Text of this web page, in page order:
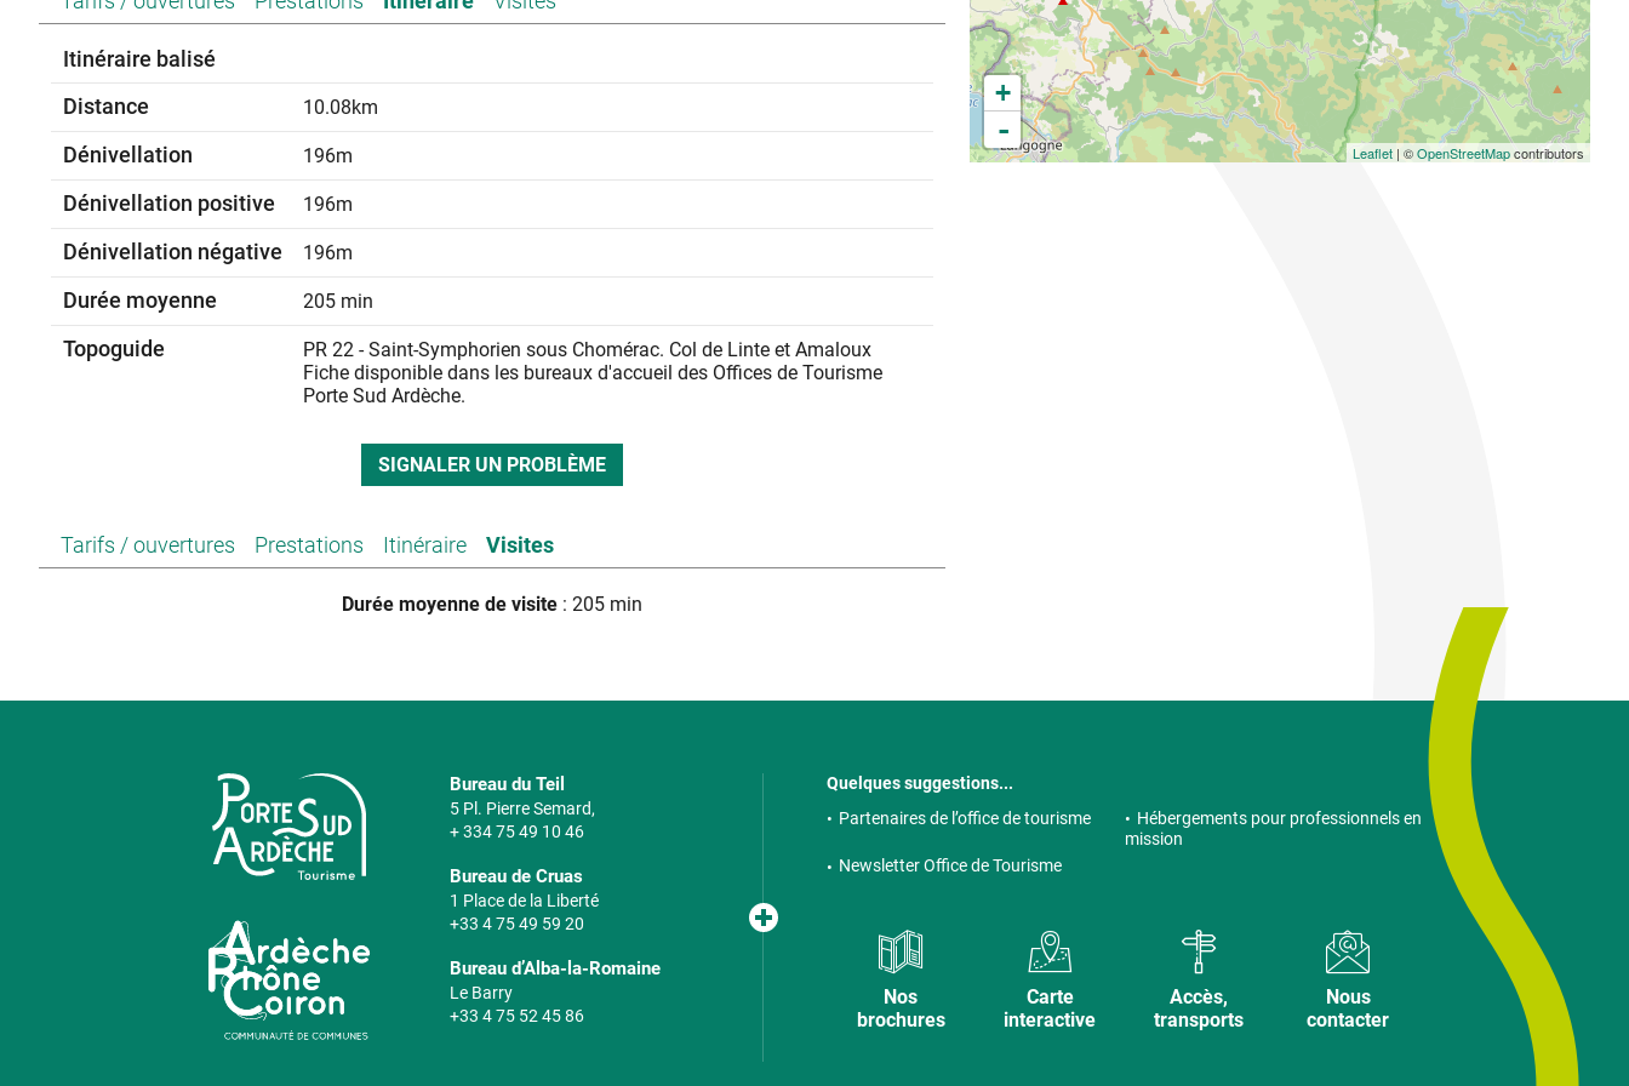
Itinéraire balisé
Distance
10.08km
Dénivellation 196m
Dénivellation positive 196m
Dénivellation négative 196m
Durée moyenne 205 min
Topoguide
PR 22 - Saint-Symphorien sous Chomérac. Col de Linte et Amaloux
Fiche disponible dans les bureaux d'accueil des Offices de Tourisme
Porte Sud Ardèche.
SIGNALER UN PROBLÈME
Tarifs / ouvertures Prestations Itinéraire Visites
Durée moyenne de visite : 205 min
+
-
Leaflet | ©OpenStreetMapcontributors
Bureau du Teil
5 Pl. Pierre Semard,
+ 334 75 49 10 46
Bureau de Cruas
1 Place de la Liberté
+33 4 75 49 59 20
Bureau d’Alba-la-Romaine
Le Barry
+33 4 75 52 45 86
Quelques suggestions...
Partenaires de l’office de tourisme
Hébergements pour professionnels en
mission
Newsletter Office de Tourisme
Nos
brochures
Carte
interactive
Accès,
transports
Nous
contacter